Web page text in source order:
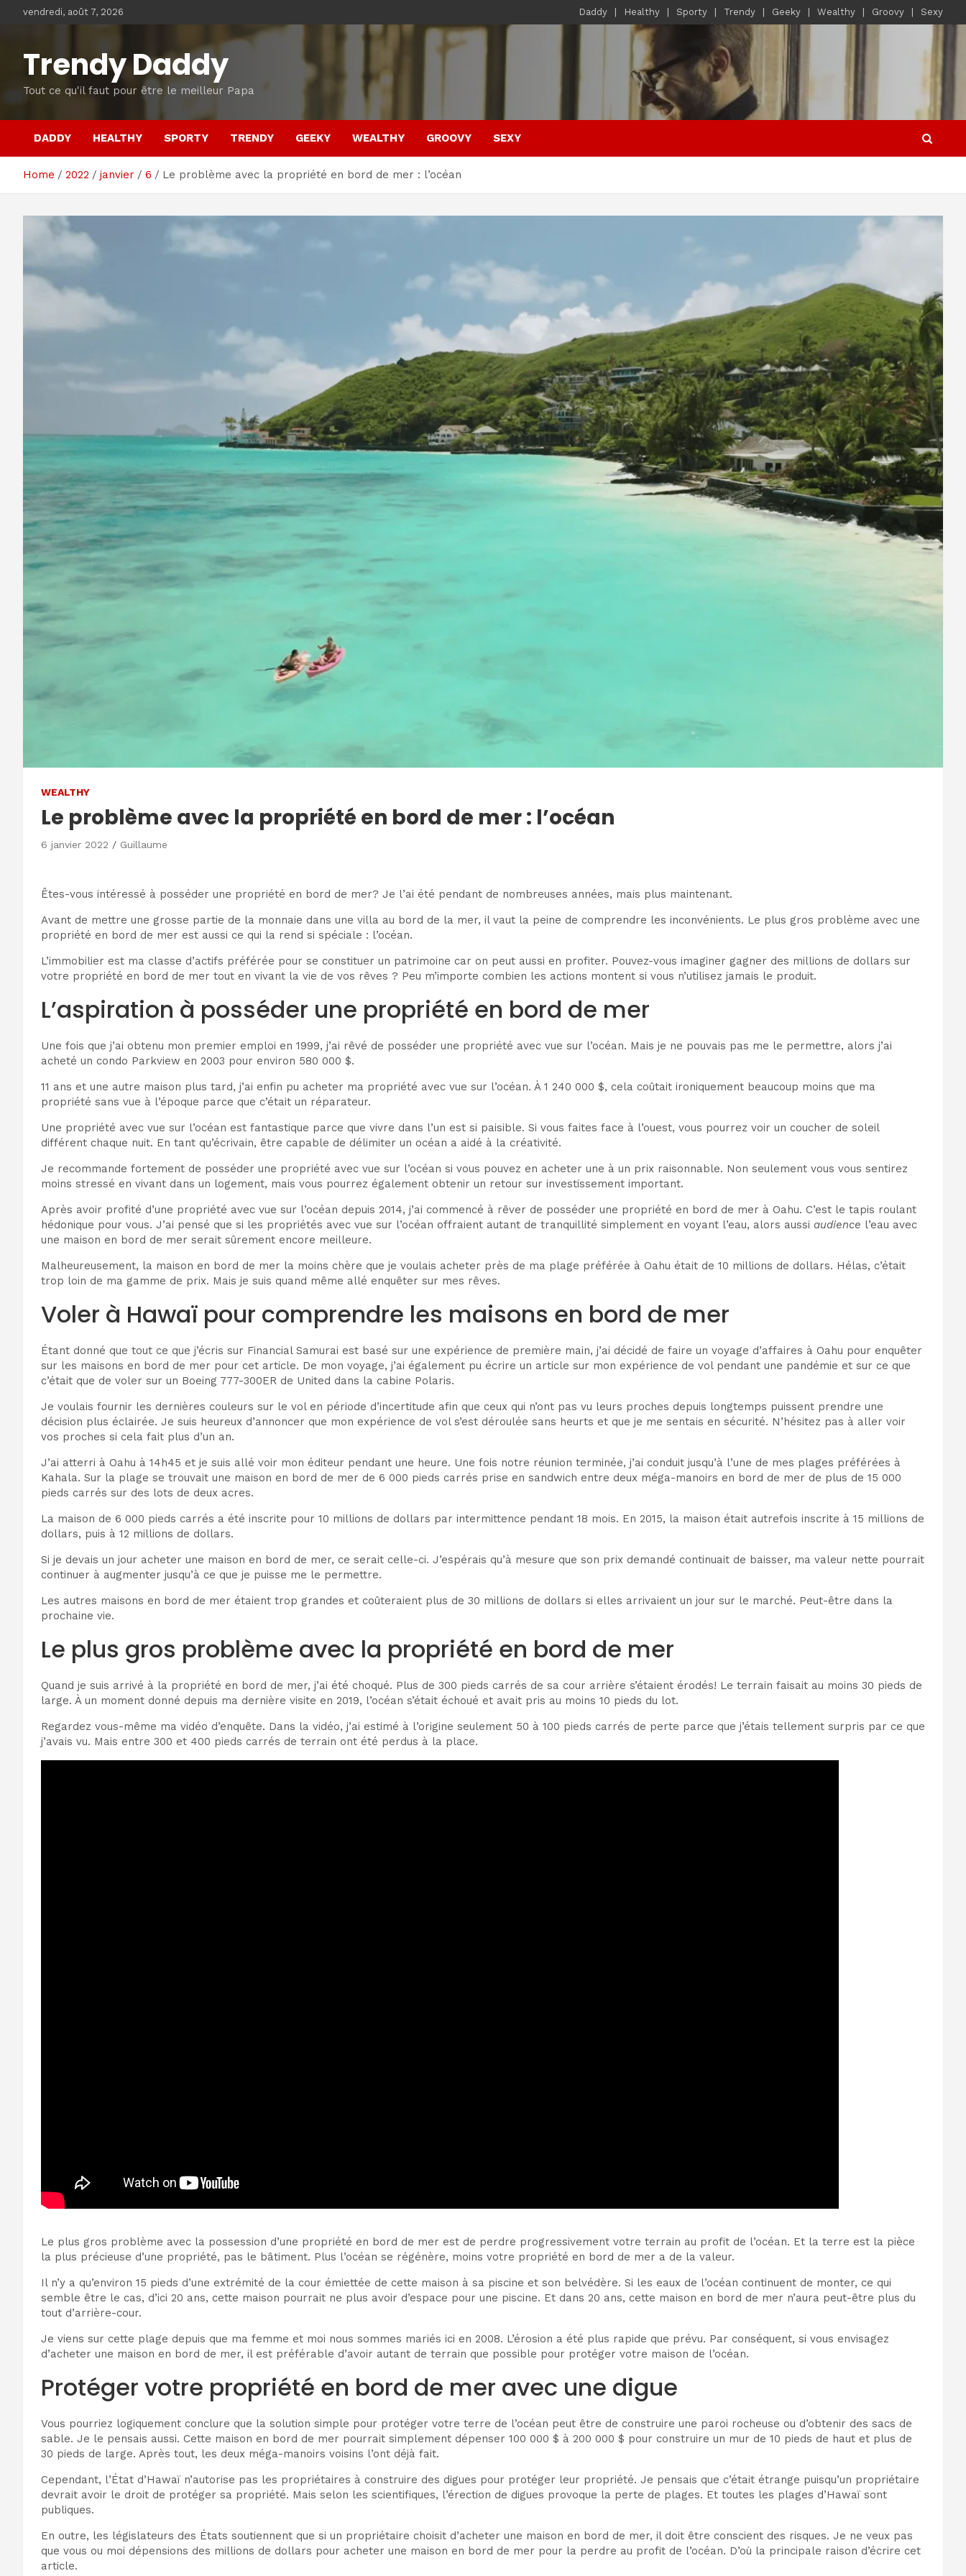
vendredi, août 7, 2026 Daddy Healthy Sporty Trendy Geeky Wealthy Groovy Sexy
Trendy Daddy
Tout ce qu'il faut pour être le meilleur Papa
DADDY HEALTHY SPORTY TRENDY GEEKY WEALTHY GROOVY SEXY
Home 2022 janvier 6 Le problème avec la propriété en bord de mer : l’océan
WEALTHY
Le problème avec la propriété en bord de mer : l’océan
6 janvier 2022 Guillaume
Êtes-vous intéressé à posséder une propriété en bord de mer? Je l’ai été pendant de nombreuses années, mais plus maintenant.
Avant de mettre une grosse partie de la monnaie dans une villa au bord de la mer, il vaut la peine de comprendre les inconvénients. Le plus gros problème avec une
propriété en bord de mer est aussi ce qui la rend si spéciale : l’océan.
L’immobilier est ma classe d’actifs préférée pour se constituer un patrimoine car on peut aussi en profiter. Pouvez-vous imaginer gagner des millions de dollars sur
votre propriété en bord de mer tout en vivant la vie de vos rêves ? Peu m’importe combien les actions montent si vous n’utilisez jamais le produit.
L’aspiration à posséder une propriété en bord de mer
Une fois que j’ai obtenu mon premier emploi en 1999, j’ai rêvé de posséder une propriété avec vue sur l’océan. Mais je ne pouvais pas me le permettre, alors j’ai
acheté un condo Parkview en 2003 pour environ 580 000 $.
11 ans et une autre maison plus tard, j’ai enfin pu acheter ma propriété avec vue sur l’océan. À 1 240 000 $, cela coûtait ironiquement beaucoup moins que ma
propriété sans vue à l’époque parce que c’était un réparateur.
Une propriété avec vue sur l’océan est fantastique parce que vivre dans l’un est si paisible. Si vous faites face à l’ouest, vous pourrez voir un coucher de soleil
différent chaque nuit. En tant qu’écrivain, être capable de délimiter un océan a aidé à la créativité.
Je recommande fortement de posséder une propriété avec vue sur l’océan si vous pouvez en acheter une à un prix raisonnable. Non seulement vous vous sentirez
moins stressé en vivant dans un logement, mais vous pourrez également obtenir un retour sur investissement important.
Après avoir profité d’une propriété avec vue sur l’océan depuis 2014, j’ai commencé à rêver de posséder une propriété en bord de mer à Oahu. C’est le tapis roulant
hédonique pour vous. J’ai pensé que si les propriétés avec vue sur l’océan offraient autant de tranquillité simplement en voyant l’eau, alors aussi audience l’eau avec
une maison en bord de mer serait sûrement encore meilleure.
Malheureusement, la maison en bord de mer la moins chère que je voulais acheter près de ma plage préférée à Oahu était de 10 millions de dollars. Hélas, c’était
trop loin de ma gamme de prix. Mais je suis quand même allé enquêter sur mes rêves.
Voler à Hawaï pour comprendre les maisons en bord de mer
Étant donné que tout ce que j’écris sur Financial Samurai est basé sur une expérience de première main, j’ai décidé de faire un voyage d’affaires à Oahu pour enquêter
sur les maisons en bord de mer pour cet article. De mon voyage, j’ai également pu écrire un article sur mon expérience de vol pendant une pandémie et sur ce que
c’était que de voler sur un Boeing 777-300ER de United dans la cabine Polaris.
Je voulais fournir les dernières couleurs sur le vol en période d’incertitude afin que ceux qui n’ont pas vu leurs proches depuis longtemps puissent prendre une
décision plus éclairée. Je suis heureux d’annoncer que mon expérience de vol s’est déroulée sans heurts et que je me sentais en sécurité. N’hésitez pas à aller voir
vos proches si cela fait plus d’un an.
J’ai atterri à Oahu à 14h45 et je suis allé voir mon éditeur pendant une heure. Une fois notre réunion terminée, j’ai conduit jusqu’à l’une de mes plages préférées à
Kahala. Sur la plage se trouvait une maison en bord de mer de 6 000 pieds carrés prise en sandwich entre deux méga-manoirs en bord de mer de plus de 15 000
pieds carrés sur des lots de deux acres.
La maison de 6 000 pieds carrés a été inscrite pour 10 millions de dollars par intermittence pendant 18 mois. En 2015, la maison était autrefois inscrite à 15 millions de
dollars, puis à 12 millions de dollars.
Si je devais un jour acheter une maison en bord de mer, ce serait celle-ci. J’espérais qu’à mesure que son prix demandé continuait de baisser, ma valeur nette pourrait
continuer à augmenter jusqu’à ce que je puisse me le permettre.
Les autres maisons en bord de mer étaient trop grandes et coûteraient plus de 30 millions de dollars si elles arrivaient un jour sur le marché. Peut-être dans la
prochaine vie.
Le plus gros problème avec la propriété en bord de mer
Quand je suis arrivé à la propriété en bord de mer, j’ai été choqué. Plus de 300 pieds carrés de sa cour arrière s’étaient érodés! Le terrain faisait au moins 30 pieds de
large. À un moment donné depuis ma dernière visite en 2019, l’océan s’était échoué et avait pris au moins 10 pieds du lot.
Regardez vous-même ma vidéo d’enquête. Dans la vidéo, j’ai estimé à l’origine seulement 50 à 100 pieds carrés de perte parce que j’étais tellement surpris par ce que
j’avais vu. Mais entre 300 et 400 pieds carrés de terrain ont été perdus à la place.
Le plus gros problème avec la possession d’une propriété en bord de mer est de perdre progressivement votre terrain au profit de l’océan. Et la terre est la pièce
la plus précieuse d’une propriété, pas le bâtiment. Plus l’océan se régénère, moins votre propriété en bord de mer a de la valeur.
Il n’y a qu’environ 15 pieds d’une extrémité de la cour émiettée de cette maison à sa piscine et son belvédère. Si les eaux de l’océan continuent de monter, ce qui
semble être le cas, d’ici 20 ans, cette maison pourrait ne plus avoir d’espace pour une piscine. Et dans 20 ans, cette maison en bord de mer n’aura peut-être plus du
tout d’arrière-cour.
Je viens sur cette plage depuis que ma femme et moi nous sommes mariés ici en 2008. L’érosion a été plus rapide que prévu. Par conséquent, si vous envisagez
d’acheter une maison en bord de mer, il est préférable d’avoir autant de terrain que possible pour protéger votre maison de l’océan.
Protéger votre propriété en bord de mer avec une digue
Vous pourriez logiquement conclure que la solution simple pour protéger votre terre de l’océan peut être de construire une paroi rocheuse ou d’obtenir des sacs de
sable. Je le pensais aussi. Cette maison en bord de mer pourrait simplement dépenser 100 000 $ à 200 000 $ pour construire un mur de 10 pieds de haut et plus de
30 pieds de large. Après tout, les deux méga-manoirs voisins l’ont déjà fait.
Cependant, l’État d’Hawaï n’autorise pas les propriétaires à construire des digues pour protéger leur propriété. Je pensais que c’était étrange puisqu’un propriétaire
devrait avoir le droit de protéger sa propriété. Mais selon les scientifiques, l’érection de digues provoque la perte de plages. Et toutes les plages d’Hawaï sont
publiques.
En outre, les législateurs des États soutiennent que si un propriétaire choisit d’acheter une maison en bord de mer, il doit être conscient des risques. Je ne veux pas
que vous ou moi dépensions des millions de dollars pour acheter une maison en bord de mer pour la perdre au profit de l’océan. D’où la principale raison d’écrire cet
article.